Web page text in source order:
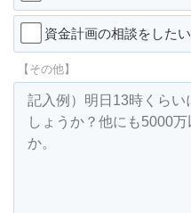
資金計画の相談をしたい
【その他】